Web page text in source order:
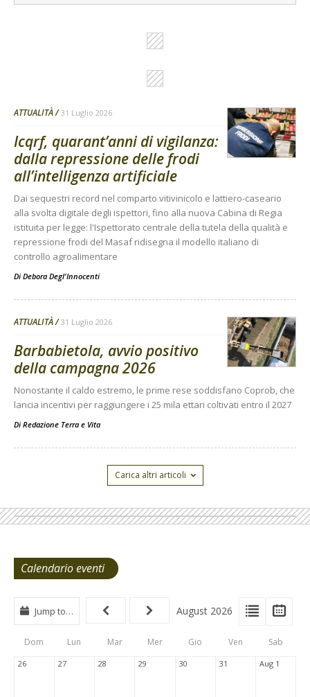
ATTUALITÀ 31 Luglio 2026
Icqrf, quarant’anni di vigilanza:
dalla repressione delle frodi
all’intelligenza artificiale
Dai sequestri record nel comparto vitivinicolo e lattiero-caseario
alla svolta digitale degli ispettori, fino alla nuova Cabina di Regia
istituita per legge: l'Ispettorato centrale della tutela della qualità e
repressione frodi del Masaf ridisegna il modello italiano di
controllo agroalimentare
Di Debora Degl'Innocenti
ATTUALITÀ 31 Luglio 2026
Barbabietola, avvio positivo
della campagna 2026
Nonostante il caldo estremo, le prime rese soddisfano Coprob, che
lancia incentivi per raggiungere i 25 mila ettari coltivati entro il 2027
Di Redazione Terra e Vita
Carica altri articoli
Calendario eventi
View
Type
Tabs
View
List
Jump to… August 2026
Dom Lun Mar Mer Gio Ven Sab
26 27 28 29 30 31 Aug 1